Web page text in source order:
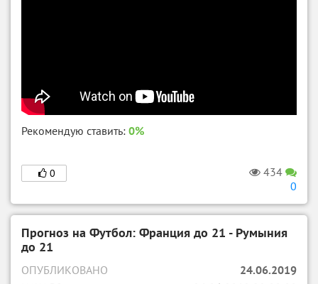
Рекомендую ставить: 0%
0
434
0
Прогноз на Футбол: Франция до 21 - Румыния
до 21
ОПУБЛИКОВАНО
24.06.2019